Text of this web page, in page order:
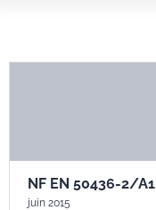
NF EN 50436-2/A1
juin 2015